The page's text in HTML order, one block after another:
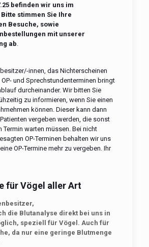
befinden wir uns im
stimmen Sie Ihre
Besuche, sowie
mit unserer
ab
innen, das Nichterscheinen
und Sprechstundenterminen bringt
durcheinander. Wir bitten Sie
zu informieren, wenn Sie einen
können. Dieser kann dann
vergeben werden, die sonst
Termin warten müssen. Bei nicht
OP-Terminen behalten wir uns
OP-Termine mehr zu vergeben. Ihr
für Vögel aller Art
die Blutanalyse direkt bei uns in
speziell für Vögel. Auch für
da nur eine geringe Blutmenge